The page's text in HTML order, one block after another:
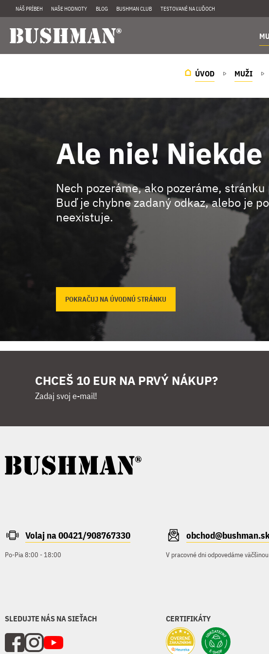
NÁŠ PRÍBEH NAŠE HODNOTY BLOG BUSHMAN CLUB TESTOVANÉ NA ĽUĎOCH
ÚVOD MUŽI
Ale nie!
Nech pozeráme, ako pozeráme,
Buď je chybne zadaný odkaz, alebo je
neexistuje.
POKRAČUJ NA ÚVODNÚ STRÁNKU
CHCEŠ 10 EUR NA PRVÝ NÁKUP?
Zadaj svoj e-mail!
Volaj na 00421/908767330
Po-Pia 8:00 - 18:00 V pracovné dni odpovedáme
SLEDUJTE NÁS NA SIEŤACH CERTIFIKÁTY